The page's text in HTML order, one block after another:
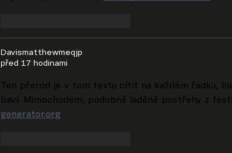
Davismatthewmeqjp
před 17 hodinami
Ten přerod je v tom textu cítit na každém řádku,
baví. Mimochodem, podobně laděné postřehy z
generator.org